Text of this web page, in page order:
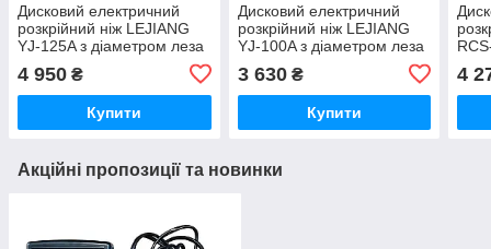
Дисковий електричний
розкрійний ніж LEJIANG
YJ-125A з діаметром леза
оптом (7350)
4 950 ₴
Купити
Дисковий електричний
розкрійний ніж LEJIANG
YJ-100A з діаметром леза
оптом (6579)
3 630₴
Купити
4
Акційні пропозиції та новинки